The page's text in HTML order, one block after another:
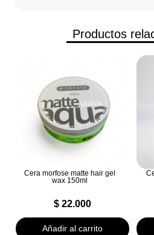
Productos
Cera morfose matte hair gel
wax 150ml
$22.000
Añadir al carrito